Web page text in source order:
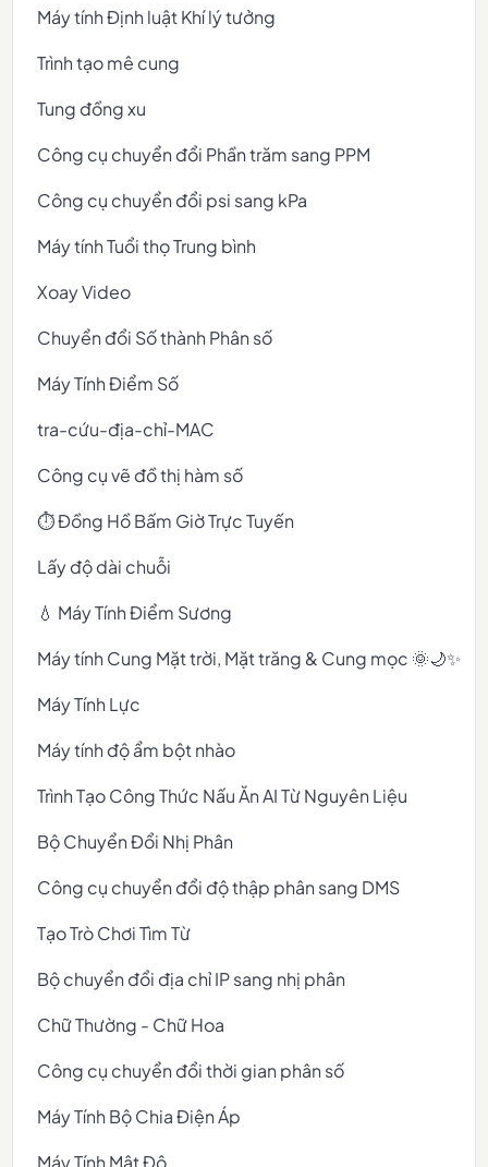
Máy tính Định luật Khí lý tưởng
Trình tạo mê cung
Tung đồng xu
Công cụ chuyển đổi Phần trăm sang PPM
Công cụ chuyển đổi psi sang kPa
Máy tính Tuổi thọ Trung bình
Xoay Video
Chuyển đổi Số thành Phân số
Máy Tính Điểm Số
tra-cứu-địa-chỉ-MAC
Công cụ vẽ đồ thị hàm số
⏱️ Đồng Hồ Bấm Giờ Trực Tuyến
Lấy độ dài chuỗi
💧 Máy Tính Điểm Sương
Máy tính Cung Mặt trời, Mặt trăng & Cung mọc 🌞🌙✨
Máy Tính Lực
Máy tính độ ẩm bột nhào
Trình Tạo Công Thức Nấu Ăn AI Từ Nguyên Liệu
Bộ Chuyển Đổi Nhị Phân
Công cụ chuyển đổi độ thập phân sang DMS
Tạo Trò Chơi Tìm Từ
Bộ chuyển đổi địa chỉ IP sang nhị phân
Chữ Thường - Chữ Hoa
Công cụ chuyển đổi thời gian phân số
Máy Tính Bộ Chia Điện Áp